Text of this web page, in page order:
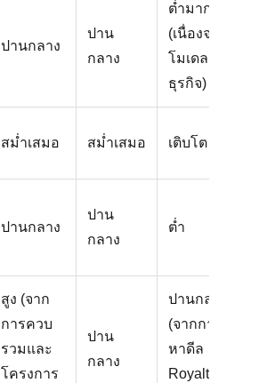
ปานกลาง
ปาน
กลาง
ต่ำมาก
(เนื่องจาก
โมเดล
ธุรกิจ)
สม่ำเสมอ สม่ำเสมอ เติบโต
ปานกลาง
ปาน
กลาง
ต่ำ
สูง (จาก
การควบ
รวมและ
โครงการ
ปาน
กลาง
ปานกลาง
(จากการ
หาดีล
Royalty